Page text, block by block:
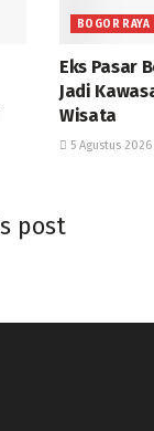
BOGOR RAYA
Eks Pasar
Jadi
Wisata
5 Agustus 2026
post